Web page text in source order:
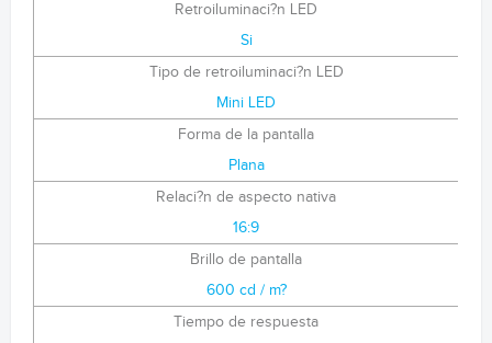
Retroiluminaci?n LED
Si
Tipo de retroiluminaci?n LED
Mini LED
Forma de la pantalla
Plana
Relaci?n de aspecto nativa
16:9
Brillo de pantalla
600 cd / m?
Tiempo de respuesta